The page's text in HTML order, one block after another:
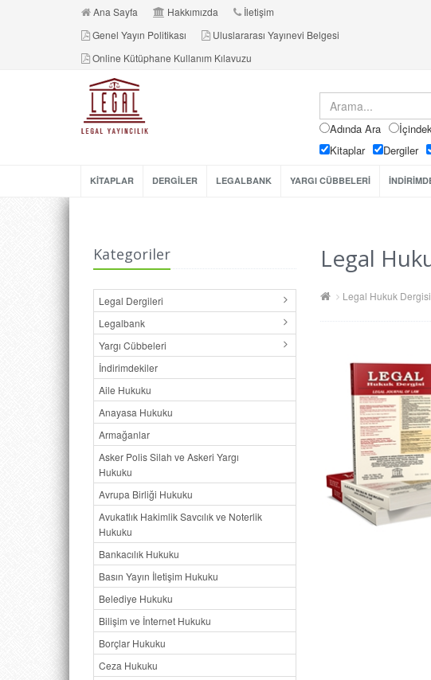
Ana Sayfa Hakkımızda
İletişim
Genel Yayın Politikası
Uluslararası Yayınevi Belgesi
Online Kütüphane Kullanım Kılavuzu
Adında Ara
Kitaplar
Dergiler
KİTAPLAR DERGİLER LEGALBANK YARGI CÜBBELERİ
Kategoriler
Legal Dergileri
Legalbank
Yargı Cübbeleri
İndirimdekiler
Aile Hukuku
Anayasa Hukuku
Armağanlar
Asker Polis Silah ve Askeri Yargı
Hukuku
Avrupa Birliği Hukuku
Avukatlık Hakimlik Savcılık ve Noterlik
Hukuku
Bankacılık Hukuku
Basın Yayın İletişim Hukuku
Belediye Hukuku
Bilişim ve İnternet Hukuku
Borçlar Hukuku
Ceza Hukuku
Legal
Legal Hukuk Dergisi